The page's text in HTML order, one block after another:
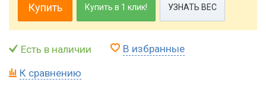
Купить Купить в 1 клик! УЗНАТЬ ВЕС
Есть в наличии В избранные
К сравнению